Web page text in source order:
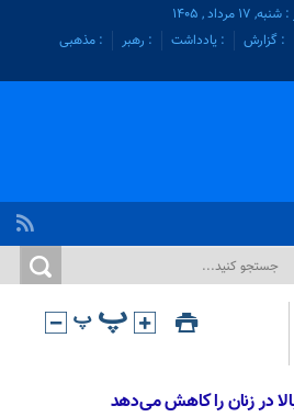
۱۷ مرداد , ۱۴۰۵
: گزارش : یادداشت : رهبر
: مذهبی
در زنان را کاهش می‌دهد